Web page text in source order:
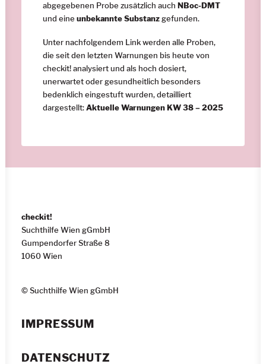
abgegebenen Probe zusätzlich auch NBoc-DMT
und eine unbekannte Substanzgefunden.
Unter nachfolgendem Link werden alle Proben,
die seit den letzten Warnungen bis heute von
checkit! analysiert und als hoch dosiert,
unerwartet oder gesundheitlich besonders
bedenklich eingestuft wurden, detailliert
dargestellt:Aktuelle Warnungen KW 38 – 2025
checkit!
Suchthilfe Wien gGmbH
Gumpendorfer Straße 8
1060 Wien
© Suchthilfe Wien gGmbH
IMPRESSUM
DATENSCHUTZ